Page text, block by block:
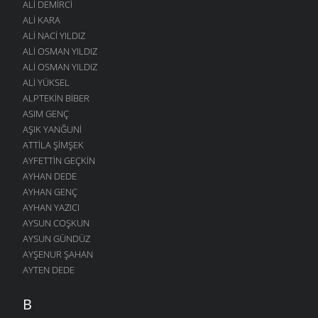
BEN
4 MART 2006
SENI BEKLIYOR
4 MART 2006
HELE SENSIZ HIÇ
4 MART 2006
İNSANOĞLU KOŞUYOR
4 MART 2006
DILE GELIN
4 MART 2006
ARTVIN’E TÜRKÜ
27 EYLÜL 2004
ANA OĞUL TELEFONDA
17 AĞUSTOS 2004
GÖRDÜM
HARCI MIYDI
ALI DEMIRCI
ALI KARA
ALI NACI YILDIZ
ALI OSMAN YILDIZ
ALI OSMAN YILDIZ
ALI YÜKSEL
ALPTEKIN BIBER
ASIM GENÇ
AŞIK YANĞUNI
ATTILA ŞIMŞEK
AYFETTIN GEÇKIN
AYHAN DEDE
AYHAN GENÇ
AYHAN YAZICI
AYSUN COŞKUN
AYSUN GÜNDÜZ
AYŞENUR ŞAHAN
AYTEN DEDE
B